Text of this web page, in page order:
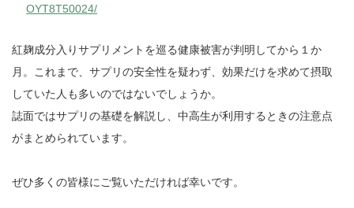
OYT8T50024/
紅麹成分入りサプリメントを巡る健康被害が判明してから１か
月。これまで、サプリの安全性を疑わず、効果だけを求めて摂取
していた人も多いのではないでしょうか。
誌面ではサプリの基礎を解説し、中高生が利用するときの注意点
がまとめられています。
ぜひ多くの皆様にご覧いただければ幸いです。